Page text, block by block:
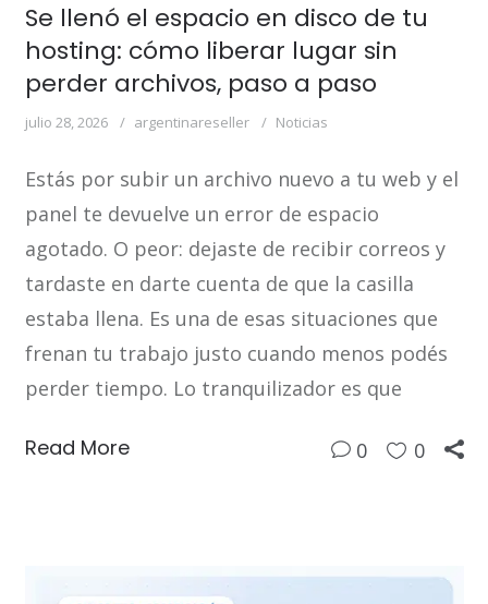
Se llenó el espacio en disco de tu
hosting: cómo liberar lugar sin
perder archivos, paso a paso
julio 28, 2026 argentinareseller Noticias
Estás por subir un archivo nuevo a tu web y el
panel te devuelve un error de espacio
agotado. O peor: dejaste de recibir correos y
tardaste en darte cuenta de que la casilla
estaba llena. Es una de esas situaciones que
frenan tu trabajo justo cuando menos podés
perder tiempo. Lo tranquilizador es que
Read More 0 0